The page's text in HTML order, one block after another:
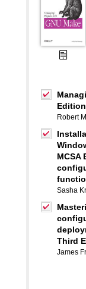
Edition
Robert
MCSA
Sasha
Third
James